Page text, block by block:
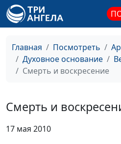
Главная Посмотреть
Духовное основание
Смерть и воскресение
Смерть и
17 мая 2010
Сотворение жизни
Бог Дух Святой
Бог Сын
Бог - наш Небесный